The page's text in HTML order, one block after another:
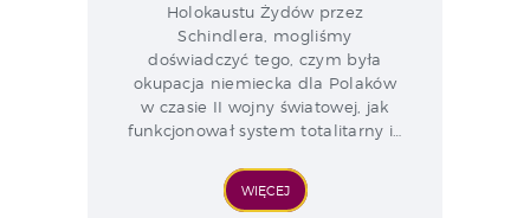
Holokaustu Żydów przez
Schindlera, mogliśmy
doświadczyć tego, czym była
okupacja niemiecka dla Polaków
w czasie II wojny światowej, jak
funkcjonował system totalitarny i…
WIĘCEJ